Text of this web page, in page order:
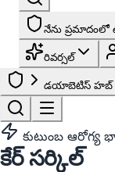
నేను
రివర్సల్
డయాబెటిస్ హబ్
కుటుంబ ఆరోగ్య
కేర్ సర్కిల్